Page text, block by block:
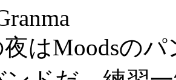
はMoodsのパ